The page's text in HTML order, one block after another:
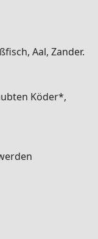
Aal, Zander.
Köder*,